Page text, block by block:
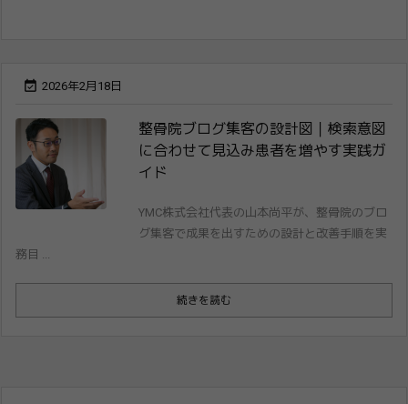
 2026年2月18日
整骨院ブログ集客の設計図｜検索意図
に合わせて見込み患者を増やす実践ガ
イド
YMC株式会社代表の山本尚平が、整骨院のブロ
グ集客で成果を出すための設計と改善手順を実
務目 ...
続きを読む